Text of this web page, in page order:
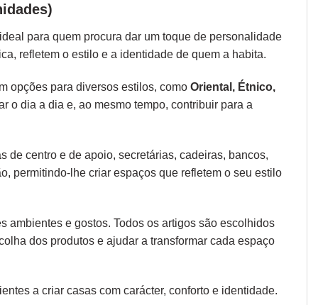
para quem procura dar um toque de personalidade
refletem o estilo e a identidade de quem a habita.
opções para diversos estilos, como Oriental, Étnico,
o dia a dia e, ao mesmo tempo, contribuir para a
de centro e de apoio, secretárias, cadeiras, bancos,
permitindo-lhe criar espaços que refletem o seu estilo
ambientes e gostos. Todos os artigos são escolhidos
dos produtos e ajudar a transformar cada espaço
a criar casas com carácter, conforto e identidade.